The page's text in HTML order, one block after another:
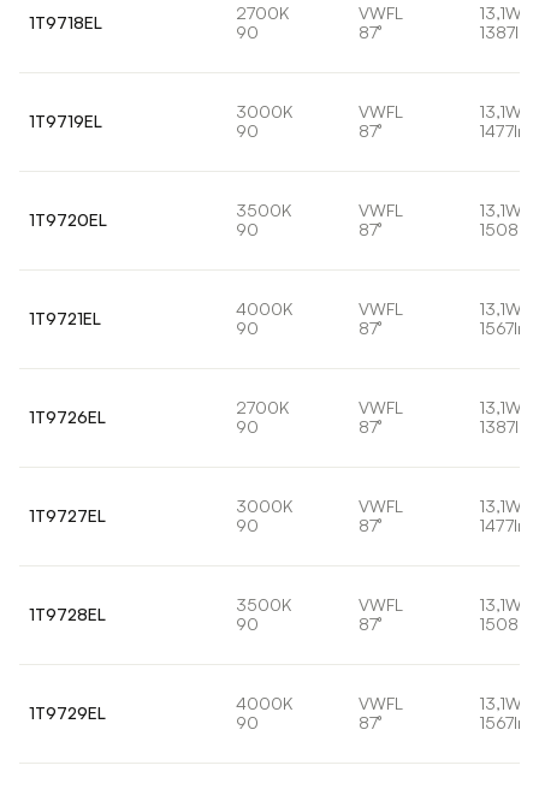
1T9718EL
2700K
90
VWFL
87°
13,1W
1387lm
1T9719EL
3000K
90
VWFL
87°
13,1W
1477lm
1T9720EL
3500K
90
VWFL
87°
13,1W
1508lm
1T9721EL
4000K
90
VWFL
87°
13,1W
1567lm
1T9726EL
2700K
90
VWFL
87°
13,1W
1387lm
1T9727EL
3000K
90
VWFL
87°
13,1W
1477lm
1T9728EL
3500K
90
VWFL
87°
13,1W
1508lm
1T9729EL
4000K
90
VWFL
87°
13,1W
1567lm